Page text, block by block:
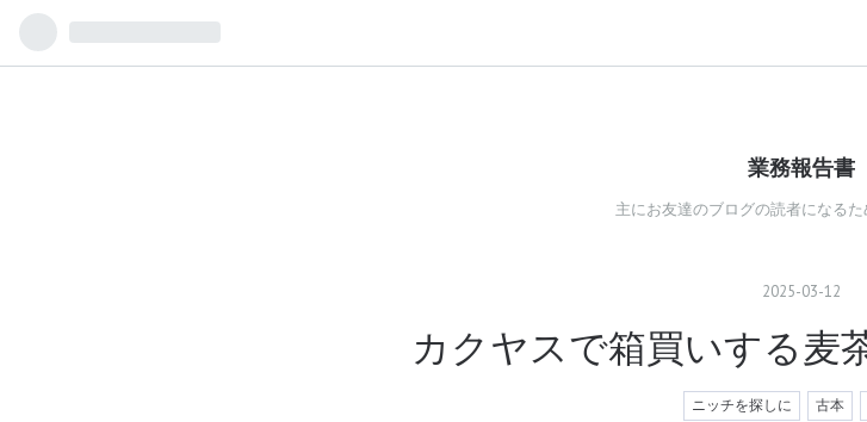
業務報告書
主にお友達のブログの読者になるた
2025-03-12
カクヤスで箱買いする麦
ニッチを探しに 古本